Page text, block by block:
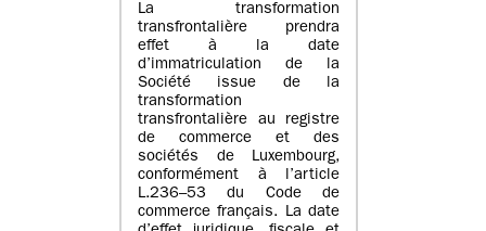
La transformation
transfrontalière prendra
effet à la date
d’immatriculation de la
Société issue de la
transformation
transfrontalière au registre
de commerce et des
sociétés de Luxembourg,
conformément à l’article
L.236–53 du Code de
commerce français. La date